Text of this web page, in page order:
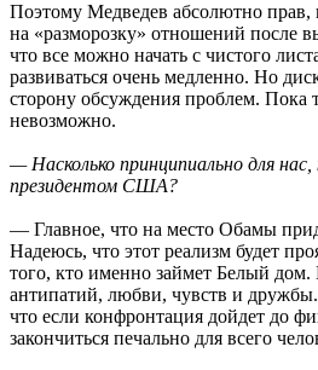
Поэтому Медведев абсолютно прав,
на «разморозку» отношений после
что все можно начать с чистого
развиваться очень медленно. Но
сторону обсуждения проблем. Пока
невозможно.
— Насколько принципиально для
президентом США?
— Главное, что на место Обамы
Надеюсь, что этот реализм будет
того, кто именно займет Белый
антипатий, любви, чувств и
что если конфронтация дойдет до
закончиться печально для всего